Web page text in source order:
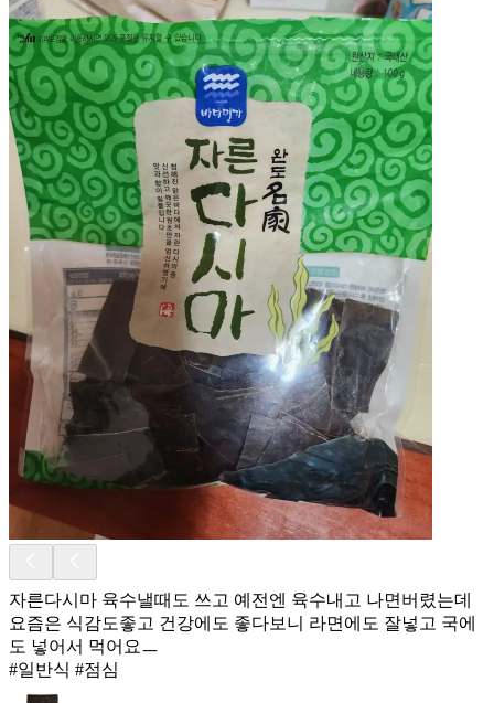
자른다시마 육수낼때도 쓰고 예전엔 육수내고 나면버렸는데
요즘은 식감도좋고 건강에도 좋다보니 라면에도 잘넣고 국에
도 넣어서 먹어요ㅡ
#일반식 #점심